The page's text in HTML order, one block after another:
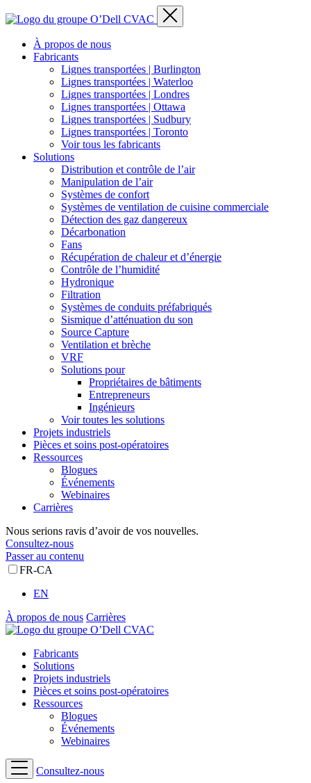
À propos de nous
Fabricants
Lignes transportées | Burlington
Lignes transportées | Waterloo
Lignes transportées | Londres
Lignes transportées | Ottawa
Lignes transportées | Sudbury
Lignes transportées | Toronto
Voir tous les fabricants
Solutions
Distribution et contrôle de l’air
Manipulation de l’air
Systèmes de confort
Systèmes de ventilation de cuisine commerciale
Détection des gaz dangereux
Décarbonation
Fans
Récupération de chaleur et d’énergie
Contrôle de l’humidité
Hydronique
Filtration
Systèmes de conduits préfabriqués
Sismique d’atténuation du son
Source Capture
Ventilation et brèche
VRF
Solutions pour
Propriétaires de bâtiments
Entrepreneurs
Ingénieurs
Voir toutes les solutions
Projets industriels
Pièces et soins post-opératoires
Ressources
Blogues
Événements
Webinaires
Carrières
Nous serions ravis d’avoir de vos nouvelles.
Consultez-nous
Passer au contenu
FR-CA
EN
À propos de nous Carrières
Fabricants
Solutions
Projets industriels
Pièces et soins post-opératoires
Ressources
Blogues
Événements
Webinaires
Consultez-nous